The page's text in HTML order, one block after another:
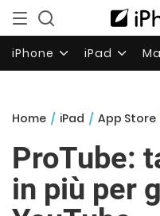
iPhone iPad
Home / iPad / App Store
ProTube:
in più per